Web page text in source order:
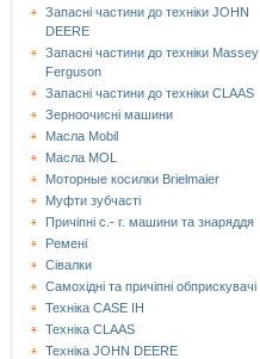
Запасні частини до техніки JOHN
DEERE
Запасні частини до техніки Massey
Ferguson
Запасні частини до техніки СLAAS
Зерноочисні машини
Масла Mobil
Масла MOL
Моторные косилки Brielmaier
Муфти зубчасті
Причіпні с.- г. машини та знаряддя
Ремені
Сівалки
Самохідні та причіпні обприскувачі
Техніка CASE IH
Техніка CLAAS
Техніка JOHN DEERE